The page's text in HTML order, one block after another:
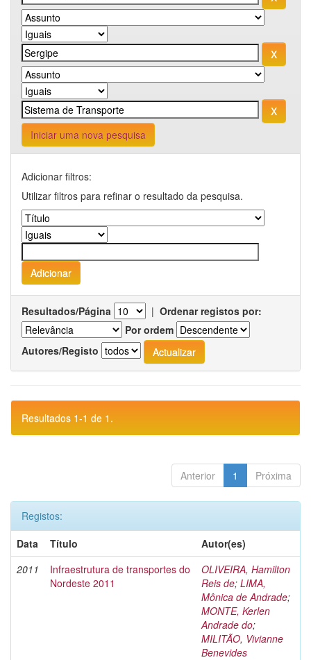
Iniciar uma nova pesquisa
Adicionar filtros:
Utilizar filtros para refinar o resultado da pesquisa.
Resultados/Página | Ordenar registos por:
Por ordem
Autores/Registo
Resultados 1-1 de 1.
Anterior 1 Próxima
Registos:
Data
Título
Autor(es)
2011
Infraestrutura de transportes do
Nordeste 2011
OLIVEIRA, Hamilton
Reis de; LIMA,
Mônica de Andrade;
MONTE, Kerlen
Andrade do;
MILITÃO, Vivianne
Benevides